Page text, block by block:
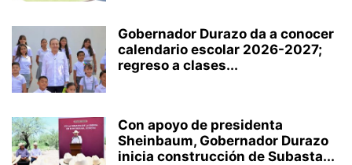
Gobernador Durazo da a conocer
calendario escolar 2026-2027;
regreso a clases...
Con apoyo de presidenta
Sheinbaum, Gobernador Durazo
inicia construcción de Subasta...